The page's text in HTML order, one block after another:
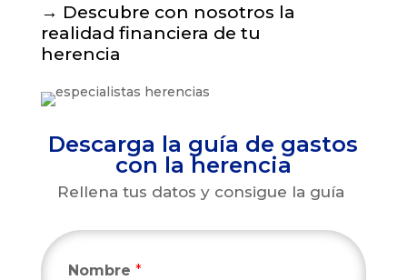
→ Descubre con nosotros la
realidad financiera de tu
herencia
Descarga la guía de gastos
con la herencia
Rellena tus datos y consigue la guía
Nombre *